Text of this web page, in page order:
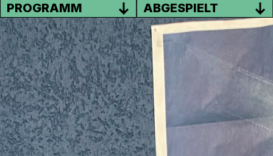
PROGRAMM
ABGESPIELT
RADIO ARTZONE –
INSOM(MER)NIA II: CHÖRE DER
NACHT
Insom(mer)nia lädt wieder dazu ein,
Schlaflosigkeit zu hören. In der zweiten